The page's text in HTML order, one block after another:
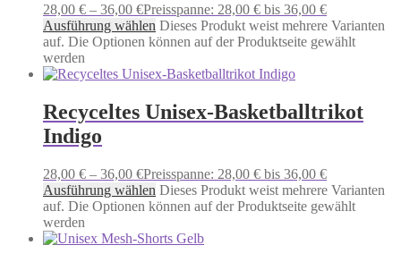
28,00 € – 36,00 €Preisspanne: 28,00 € bis 36,00 €
Ausführung wählen Dieses Produkt weist mehrere Varianten
auf. Die Optionen können auf der Produktseite gewählt
werden
Recyceltes Unisex-Basketballtrikot
Indigo
28,00 € – 36,00 €Preisspanne: 28,00 € bis 36,00 €
Ausführung wählen Dieses Produkt weist mehrere Varianten
auf. Die Optionen können auf der Produktseite gewählt
werden